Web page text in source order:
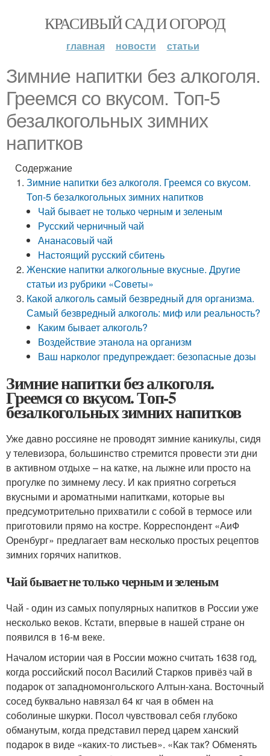
КРАСИВЫЙ САД И ОГОРОД
главная новости статьи
Зимние напитки без алкоголя.
Греемся со вкусом. Топ-5
безалкогольных зимних
напитков
Содержание
Зимние напитки без алкоголя. Греемся со вкусом.
Топ-5 безалкогольных зимних напитков
Чай бывает не только черным и зеленым
Русский черничный чай
Ананасовый чай
Настоящий русский сбитень
Женские напитки алкогольные вкусные. Другие
статьи из рубрики «Советы»
Какой алкоголь самый безвредный для организма.
Самый безвредный алкоголь: миф или реальность?
Каким бывает алкоголь?
Воздействие этанола на организм
Ваш нарколог предупреждает: безопасные дозы
Зимние напитки без алкоголя.
Греемся со вкусом. Топ-5
безалкогольных зимних напитков
Уже давно россияне не проводят зимние каникулы, сидя
у телевизора, большинство стремится провести эти дни
в активном отдыхе – на катке, на лыжне или просто на
прогулке по зимнему лесу. И как приятно согреться
вкусными и ароматными напитками, которые вы
предсумотрительно прихватили с собой в термосе или
приготовили прямо на костре. Корреспондент «АиФ
Оренбург» предлагает вам несколько простых рецептов
зимних горячих напитков.
Чай бывает не только черным и зеленым
Чай - один из самых популярных напитков в России уже
несколько веков. Кстати, впервые в нашей стране он
появился в 16-м веке.
Началом истории чая в России можно считать 1638 год,
когда российский посол Василий Старков привёз чай в
подарок от западномонгольского Алтын-хана. Восточный
сосед буквально навязал 64 кг чая в обмен на
соболиные шкурки. Посол чувствовал себя глубоко
обманутым, когда представил перед царем ханский
подарок в виде «каких-то листьев». «Как так? Обменять